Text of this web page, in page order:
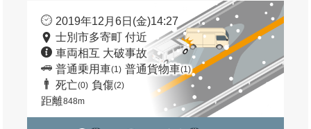
2019年12月6日(金)14:27
士別市多寄町 付近
車両相互 大破事故
普通乗用車(1) 普通貨物車(1)
死亡(0) 負傷(2)
距離848m